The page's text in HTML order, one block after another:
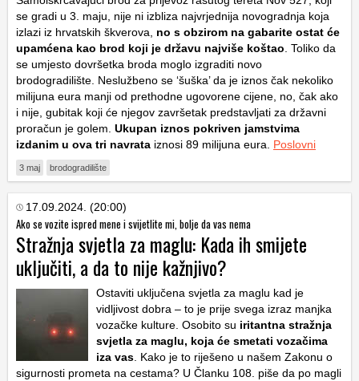
se gradi u 3. maju, nije ni izbliza najvrjednija novogradnja koja
izlazi iz hrvatskih škverova,
no s obzirom na gabarite ostat će
upamćena kao brod koji je državu najviše koštao . Toliko da
se umjesto dovršetka broda moglo izgraditi novo
brodogradilište. Neslužbeno se ‘šuška’ da je iznos čak nekoliko
milijuna eura manji od prethodne ugovorene cijene, no, čak ako
i nije, gubitak koji će njegov završetak predstavljati za državni
proračun je golem. Ukupan iznos pokriven jamstvima
izdanim u ova tri navrata iznosi 89 milijuna eura. Poslovni
3 maj brodogradilište
17.09.2024. (20:00)
Ako se vozite ispred mene i svijetlite mi, bolje da vas nema
Stražnja svjetla za maglu: Kada ih smijete
uključiti, a da to nije kažnjivo?
Ostaviti uključena svjetla za maglu kad je
vidljivost dobra – to je prije svega izraz manjka
vozačke kulture. Osobito su iritantna stražnja
svjetla za maglu, koja će smetati vozačima
iza vas . Kako je to riješeno u našem Zakonu o
sigurnosti prometa na cestama? U Članku 108. piše da po magli